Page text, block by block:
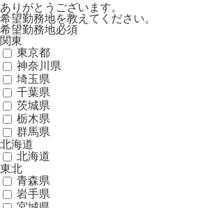
ありがとうございます。
希望勤務地を教えてください。
希望勤務地必須
関東
東京都
神奈川県
埼玉県
千葉県
茨城県
栃木県
群馬県
北海道
北海道
東北
青森県
岩手県